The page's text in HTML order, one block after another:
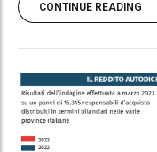
CONTINUE READING